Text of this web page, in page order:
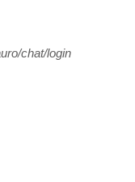
chat/login